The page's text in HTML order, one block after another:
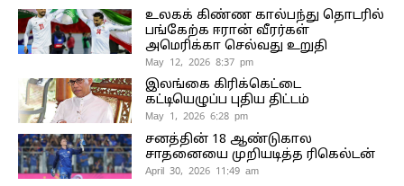
உலகக் கிண்ண கால்பந்து தொடரில்
பங்கேற்க ஈரான் வீரர்கள்
அமெரிக்கா செல்வது உறுதி
May 12, 2026 8:37 pm
இலங்கை கிரிக்கெட்டை
கட்டியெழுப்ப புதிய திட்டம்
May 1, 2026 6:28 pm
சனத்தின் 18 ஆண்டுகால
சாதனையை முறியடித்த ரிகெல்டன்
April 30, 2026 11:49 am